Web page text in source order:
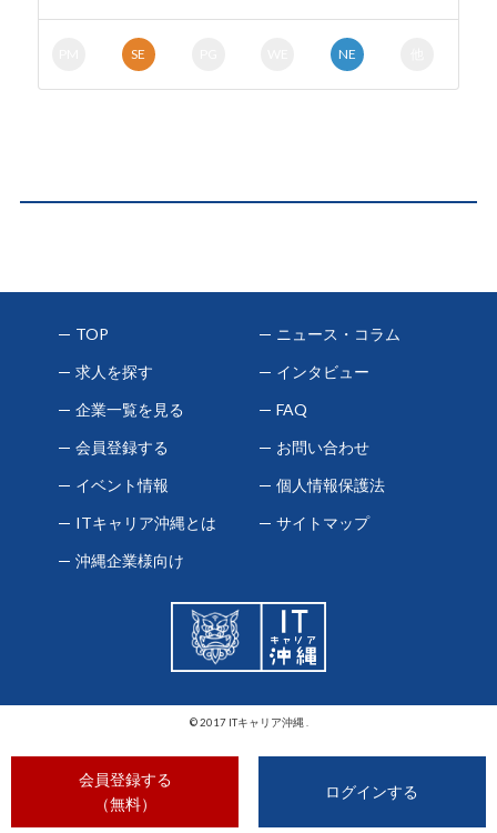
SE NE
会員登録する
（無料）
ログインする
TOP
求人を探す
企業一覧を見る
会員登録する
イベント情報
ITキャリア沖縄とは
沖縄企業様向け
ニュース・コラム
インタビュー
FAQ
お問い合わせ
個人情報保護法
サイトマップ
© 2017 ITキャリア沖縄 .